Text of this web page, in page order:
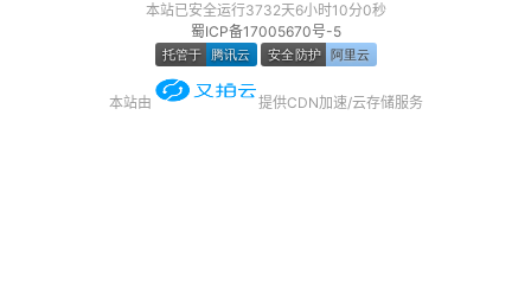
关于
本站已安全运行3732天6小时10分0秒
蜀ICP备17005670号-5
本站由 提供CDN加速/云存储服务